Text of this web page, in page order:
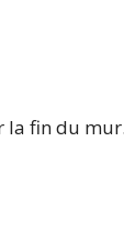
la fin du mur.